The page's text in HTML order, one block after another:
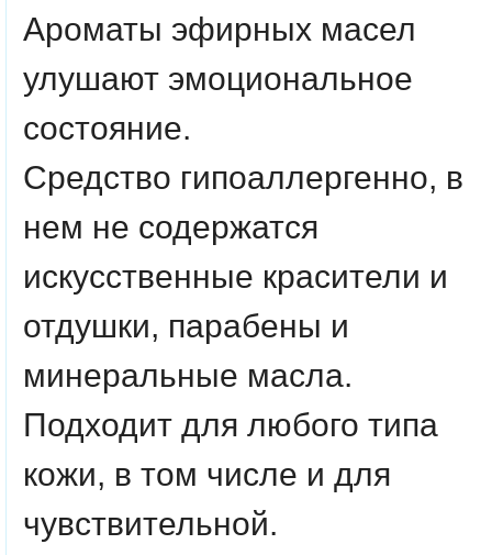
Ароматы эфирных масел
улушают эмоциональное
состояние.
Средство гипоаллергенно, в
нем не содержатся
искусственные красители и
отдушки, парабены и
минеральные масла.
Подходит для любого типа
кожи, в том числе и для
чувствительной.